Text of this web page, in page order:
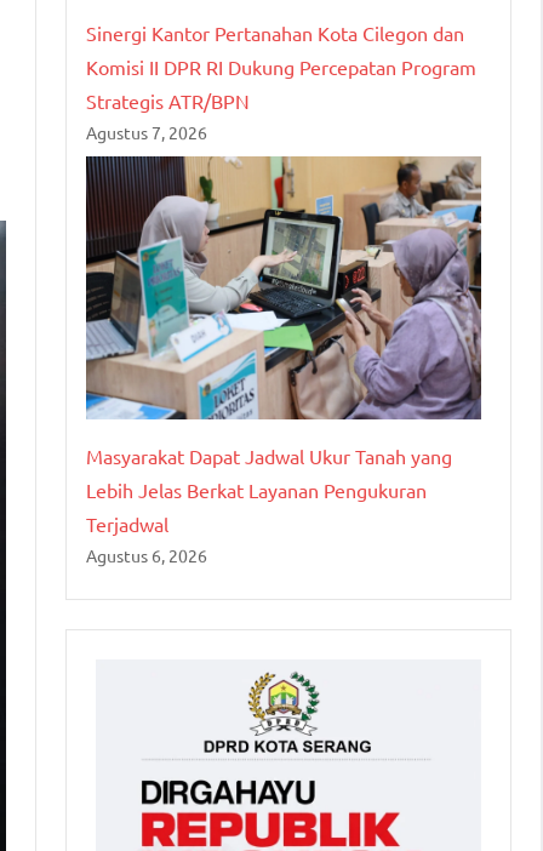
Sinergi Kantor Pertanahan Kota Cilegon dan
Komisi II DPR RI Dukung Percepatan Program
Strategis ATR/BPN
Agustus 7, 2026
Masyarakat Dapat Jadwal Ukur Tanah yang
Lebih Jelas Berkat Layanan Pengukuran
Terjadwal
Agustus 6, 2026